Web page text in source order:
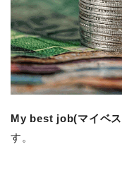
My best job(マイベ
す。